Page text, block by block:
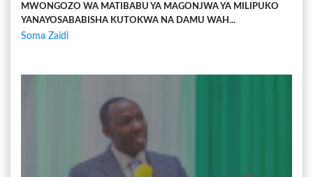
MWONGOZO WA MATIBABU YA MAGONJWA YA MILIPUKO
YANAYOSABABISHA KUTOKWA NA DAMU WAH...
Soma Zaidi